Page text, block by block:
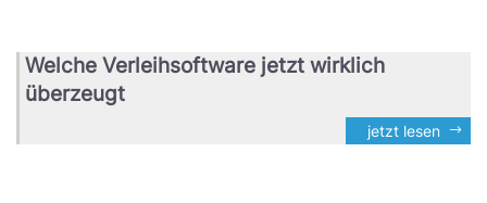
Welche Verleihsoftware jetzt wirklich
überzeugt
jetzt lesen